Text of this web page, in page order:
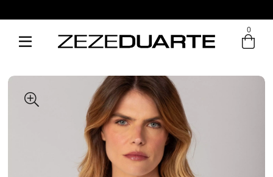
Entre com email ou cpf/cnpj
0